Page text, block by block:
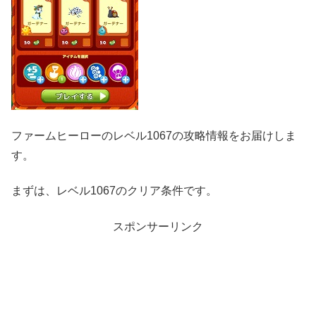
ファームヒーローのレベル1067の攻略情報をお届けしま
す。
まずは、レベル1067のクリア条件です。
スポンサーリンク